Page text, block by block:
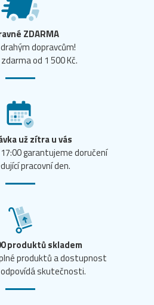
ZDARMA
dopravcům!
od 1 500 Kč.
už zítra u vás
garantujeme doručení
pracovní den.
produktů skladem
produktů a dostupnost
odpovídá skutečnosti.